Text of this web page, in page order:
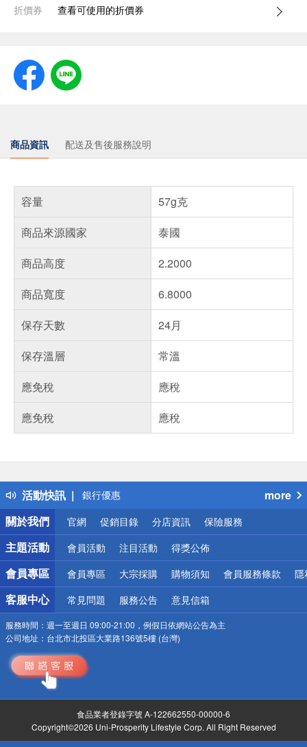
折價券 查看可使用的折價券
商品資訊 配送及售後服務說明
容量
57g克
商品來源國家
泰國
商品高度
2.2000
商品寬度
6.8000
保存天數
24月
保存溫層
常溫
應免稅
應稅
應免稅
應稅
活動快訊
偏遠地區配送
熱門話題
銀行優惠
偏遠地區配送
詐騙網頁！請小心！
more
關於我們
官網 促銷目錄 分店資訊 保險服務
主題活動 會員活動 注目活動 得獎公佈
會員專區 會員專區 大宗採購 購物須知 會員服務條款 隱
客服中心 常見問題 服務公告 意見信箱
服務時間： 週一至週日 09:00-21:00，例假日依網站公告為主
公司地址： 台北市北投區大業路136號5樓 (台灣)
食品業者登錄字號 A-122662550-00000-6
Copyright©2026 Uni-Prosperity Lifestyle Corp. All Right Reserved